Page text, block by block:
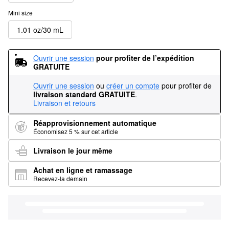
Mini size
1.01 oz/30 mL
Ouvrir une session pour profiter de l’expédition
GRATUITE
Ouvrir une session ou créer un compte pour profiter de
livraison standard GRATUITE.
Livraison et retours
Réapprovisionnement automatique
Économisez 5 % sur cet article
Livraison le jour même
Achat en ligne et ramassage
Recevez-la demain